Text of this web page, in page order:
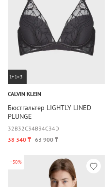
1+1=3
CALVIN KLEIN
Бюстгальтер LIGHTLY LINED
PLUNGE
32B32C34B34C34D
38 340 ₸ 63 900 ₸
-50%